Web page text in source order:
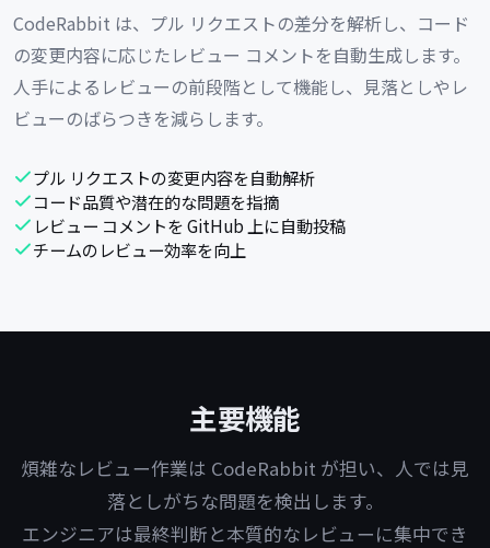
CodeRabbit は、プル リクエストの差分を解析し、コード
の変更内容に応じたレビュー コメントを自動生成します。
人手によるレビューの前段階として機能し、見落としやレ
ビューのばらつきを減らします。
プル リクエストの変更内容を自動解析
コード品質や潜在的な問題を指摘
レビュー コメントを GitHub 上に自動投稿
チームのレビュー効率を向上
主要機能
煩雑なレビュー作業は CodeRabbit が担い、人では見
落としがちな問題を検出します。
エンジニアは最終判断と本質的なレビューに集中でき